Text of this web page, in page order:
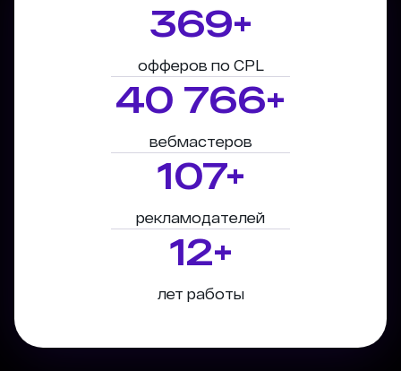
369+
офферов по CPL
40 766+
вебмастеров
107+
рекламодателей
12+
лет работы